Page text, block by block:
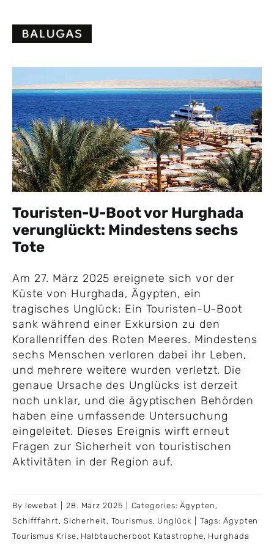
content
Touristen-U-Boot vor Hurghada
verunglückt: Mindestens sechs
Tote
Am 27. März 2025 ereignete sich vor der
Küste von Hurghada, Ägypten, ein
tragisches Unglück: Ein Touristen-U-Boot
sank während einer Exkursion zu den
Korallenriffen des Roten Meeres. Mindestens
sechs Menschen verloren dabei ihr Leben,
und mehrere weitere wurden verletzt. Die
genaue Ursache des Unglücks ist derzeit
noch unklar, und die ägyptischen Behörden
haben eine umfassende Untersuchung
eingeleitet. Dieses Ereignis wirft erneut
Fragen zur Sicherheit von touristischen
Aktivitäten in der Region auf.
By lewebat 28. März 2025 Categories:Ägypten ,
Schifffahrt, Sicherheit, Tourismus, Unglück Tags:Ägypten
Tourismus Krise, Halbtaucherboot Katastrophe, Hurghada